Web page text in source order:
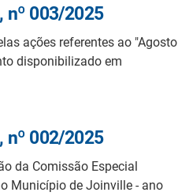
nº 003/2025
ações referentes ao "Agosto
disponibilizado em
nº 002/2025
da Comissão Especial
Município de Joinville - ano